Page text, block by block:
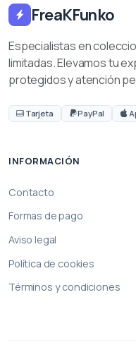
FreaKFunko
Especialistas en
limitadas. Elevamos tu
protegidos y atención
Tarjeta PayPal
INFORMACIÓN
Contacto
Formas de pago
Aviso legal
Política de cookies
Términos y condiciones